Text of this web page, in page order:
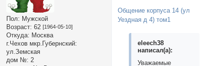
Пол: Мужской
Возраст: 62 [1964-05-10]
Откуда: Москва
г.Чехов мкр.Губернский:
ул.Земская
дом №: 2
Общение корпуса 14 (ул
Уездная д 4) том1
еleech38
написал(а):
Уважаемые